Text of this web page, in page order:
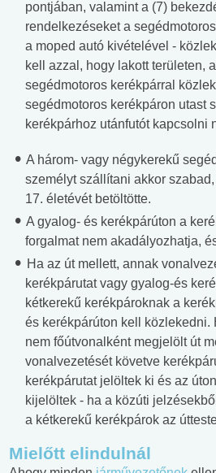
pontjában, valamint a (7)
rendelkezéseket a
a moped autó kivételével -
kell azzal, hogy lakott területen,
segédmotoros kerékpárral
segédmotoros kerékpáron utast
kerékpárhoz utánfutót kapcsolni
A három- vagy négykerekű
személyt szállítani akkor
17. életévét betöltötte.
A gyalog- és kerékpárúton a
forgalmat nem akadályozhatja,
Ha az út mellett, annak
kerékpárutat vagy gyalog-és
kétkerekű kerékpároknak a
és kerékpárúton kell közlekedni.
nem főútvonalként megjelölt út
vonalvezetését követve
kerékpárutat jelöltek ki és az
kijelöltek - ha a közúti
a kétkerekű kerékpárok az
Mielőtt elindulnál